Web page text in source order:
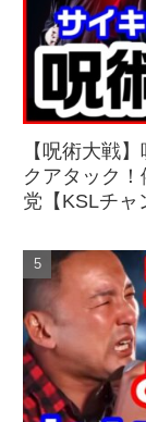
【呪術大戦
クアタック
党【KSLチャ